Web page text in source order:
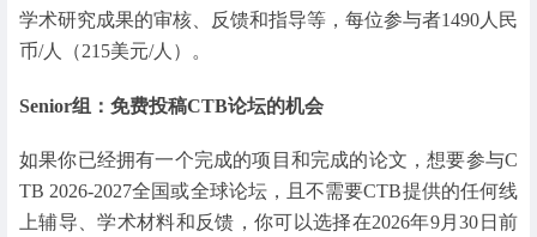
学术研究成果的审核、反馈和指导等，每位参与者1490人民
币/人（215美元/人）。
Senior组：免费投稿CTB论坛的机会
如果你已经拥有一个完成的项目和完成的论文，想要参与C
TB 2026-2027全国或全球论坛，且不需要CTB提供的任何线
上辅导、学术材料和反馈，你可以选择在2026年9月30日前